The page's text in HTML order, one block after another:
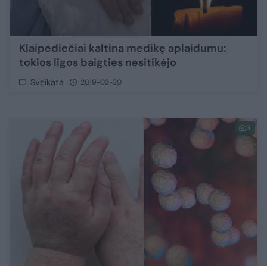
Klaipėdiečiai kaltina medikę aplaidumu:
tokios ligos baigties nesitikėjo
Sveikata 2019-03-20
3